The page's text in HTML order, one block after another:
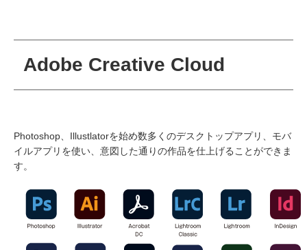
Adobe Creative Cloud
Photoshop、Illustlatorを始め数多くのデスクトップアプリ、モバ
イルアプリを使い、意図した通りの作品を仕上げることができま
す。